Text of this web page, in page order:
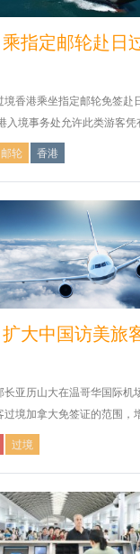
指定邮轮赴日
香港乘坐指定邮轮免签赴
入境事务处允许此类游客凭
邮轮 香港
大中国访美旅
长亚历山大在温哥华国际机
过境加拿大免签证的范围，
过境